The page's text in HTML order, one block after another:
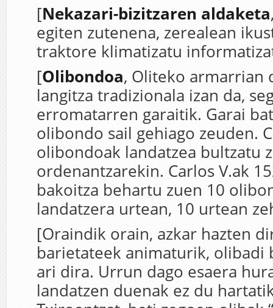
[Nekazari-bizitzaren aldaketa
egiten zutenena, zerealean
traktore klimatizatu
[Olibondoa, Oliteko armarrian
langitza tradizionala izan da,
erromatarren garaitik. Garai
olibondo sail gehiago zeuden.
olibondoak landatzea bultzatu
ordenantzarekin. Carlos V.ak
bakoitza behartu zuen 10
landatzera urtean, 10 urtean
[Oraindik orain, azkar hazten
barietateek animaturik, olibadi
ari dira. Urrun dago esaera
landatzen duenak ez du